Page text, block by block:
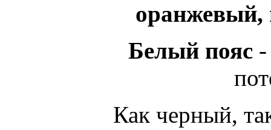
оранжевый,
Белый пояс-
Как черный,